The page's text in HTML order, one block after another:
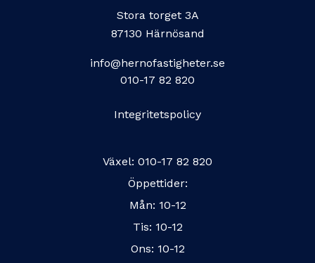
Stora torget 3A
87130 Härnösand
info@hernofastigheter.se
010-17 82 820
Integritetspolicy
Växel: 010-17 82 820
Öppettider:
Mån: 10-12
Tis: 10-12
Ons: 10-12